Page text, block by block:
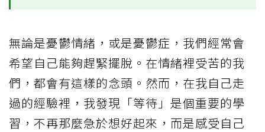
無論是憂鬱情緒，或是憂鬱症，我們經常會
希望自己能夠趕緊擺脫。在情緒裡受苦的我
們，都會有這樣的念頭。然而，在我自己走
過的經驗裡，我發現「等待」是個重要的學
習，不再那麼急於想好起來，而是感受自己